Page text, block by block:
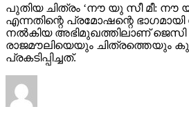
പുതിയ ചിത്രം ‘നൗ യു സീ മീ:
എന്നതിന്റെ പ്രമോഷന്റെ
നല്‍കിയ അഭിമുഖത്തിലാണ്
രാജമൗലിയെയും ചിത്രത്തെയും
പ്രകടിപ്പിച്ചത്.